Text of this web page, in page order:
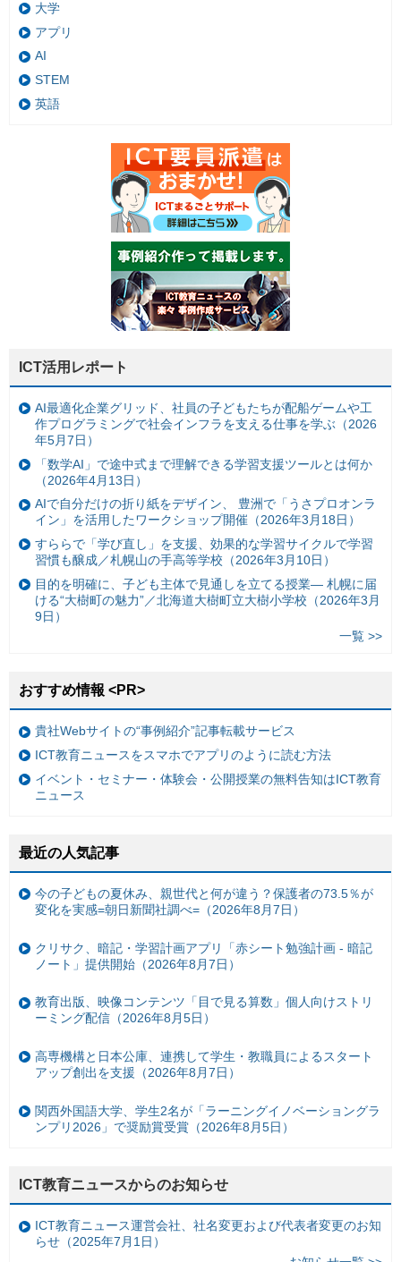
大学
アプリ
AI
STEM
英語
ICT活用レポート
AI最適化企業グリッド、社員の子どもたちが配船ゲームや工
作プログラミングで社会インフラを支える仕事を学ぶ（2026
年5月7日）
「数学AI」で途中式まで理解できる学習支援ツールとは何か
（2026年4月13日）
AIで自分だけの折り紙をデザイン、 豊洲で「うさプロオンラ
イン」を活用したワークショップ開催（2026年3月18日）
すららで「学び直し」を支援、効果的な学習サイクルで学習
習慣も醸成／札幌山の手高等学校（2026年3月10日）
目的を明確に、子ども主体で見通しを立てる授業— 札幌に届
ける“大樹町の魅力”／北海道大樹町立大樹小学校（2026年3月
9日）
一覧 >>
おすすめ情報 <PR>
貴社Webサイトの“事例紹介”記事転載サービス
ICT教育ニュースをスマホでアプリのように読む方法
イベント・セミナー・体験会・公開授業の無料告知はICT教育
ニュース
最近の人気記事
今の子どもの夏休み、親世代と何が違う？保護者の73.5％が
変化を実感=朝日新聞社調べ=（2026年8月7日）
クリサク、暗記・学習計画アプリ「赤シート勉強計画 - 暗記
ノート」提供開始（2026年8月7日）
教育出版、映像コンテンツ「目で見る算数」個人向けストリ
ーミング配信（2026年8月5日）
高専機構と日本公庫、連携して学生・教職員によるスタート
アップ創出を支援（2026年8月7日）
関西外国語大学、学生2名が「ラーニングイノベーショングラ
ンプリ2026」で奨励賞受賞（2026年8月5日）
ICT教育ニュースからのお知らせ
ICT教育ニュース運営会社、社名変更および代表者変更のお知
らせ（2025年7月1日）